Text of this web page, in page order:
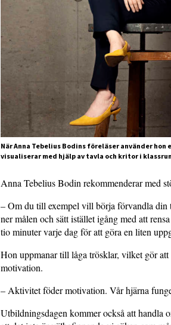
När Anna Tebelius Bodins föreläser använder
visualiserar med hjälp av tavla och kritor i
Anna Tebelius Bodin rekommenderar med
– Om du till exempel vill börja förvandla din
ner målen och sätt istället igång med att
tio minuter varje dag för att göra en liten
Hon uppmanar till låga trösklar, vilket gör
motivation.
– Aktivitet föder motivation. Vår hjärna
Utbildningsdagen kommer också att handla